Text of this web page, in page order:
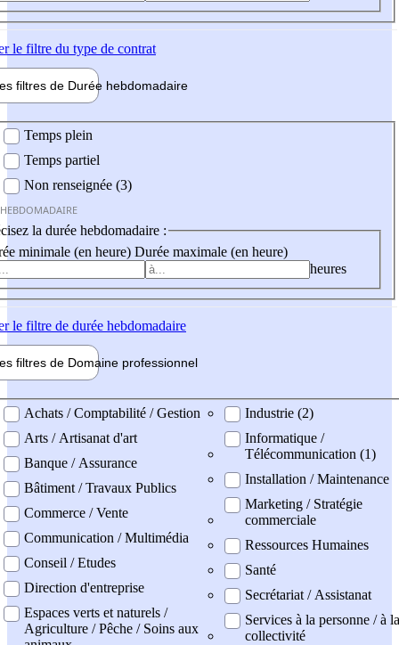
le filtre du type de contrat
filtres de Durée hebdomadaire
Temps plein
Temps partiel
Non renseignée (3)
la durée hebdomadaire :
minimale (en heure) Durée maximale (en heure)
heures
le filtre de durée hebdomadaire
filtres de Domaine professionnel
professionel
Achats / Comptabilité / Gestion
Arts / Artisanat d'art
Banque / Assurance
Bâtiment / Travaux Publics
Commerce / Vente
Communication / Multimédia
Conseil / Etudes
Direction d'entreprise
Espaces verts et naturels /
Agriculture / Pêche / Soins aux
Industrie (2)
Informatique /
Télécommunication (1)
Installation / Maintenance
Marketing / Stratégie
commerciale
Ressources Humaines
Santé
Secrétariat / Assistanat
Services à la personne / à la
collectivité